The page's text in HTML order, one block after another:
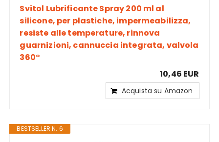
Svitol Lubrificante Spray 200 ml al
silicone, per plastiche, impermeabilizza,
resiste alle temperature, rinnova
guarnizioni, cannuccia integrata, valvola
360°
10,46 EUR
Acquista su Amazon
BESTSELLER N. 6